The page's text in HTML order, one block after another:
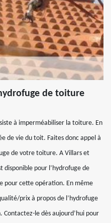
de toiture
à imperméabiliser la toiture. En
de vie du toit. Faites donc appel à
de votre toiture. A Villars et
disponible pour l’hydrofuge de
pour cette opération. En même
prix à propos de l’hydrofuge
le dès aujourd’hui pour